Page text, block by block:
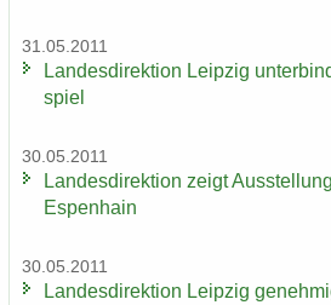
31.05.2011
Lan­des­di­rek­ti­on Leip­zig
spiel
30.05.2011
Lan­des­di­rek­ti­on zeigt
Es­pen­hain
30.05.2011
Lan­des­di­rek­ti­on Leip­zig